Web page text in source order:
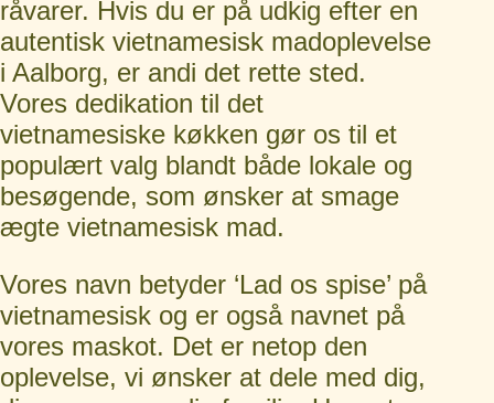
råvarer. Hvis du er på udkig efter en
autentisk vietnamesisk madoplevelse
i Aalborg, er andi det rette sted.
Vores dedikation til det
vietnamesiske køkken gør os til et
populært valg blandt både lokale og
besøgende, som ønsker at smage
ægte vietnamesisk mad.
Vores navn betyder ‘Lad os spise’ på
vietnamesisk og er også navnet på
vores maskot. Det er netop den
oplevelse, vi ønsker at dele med dig,